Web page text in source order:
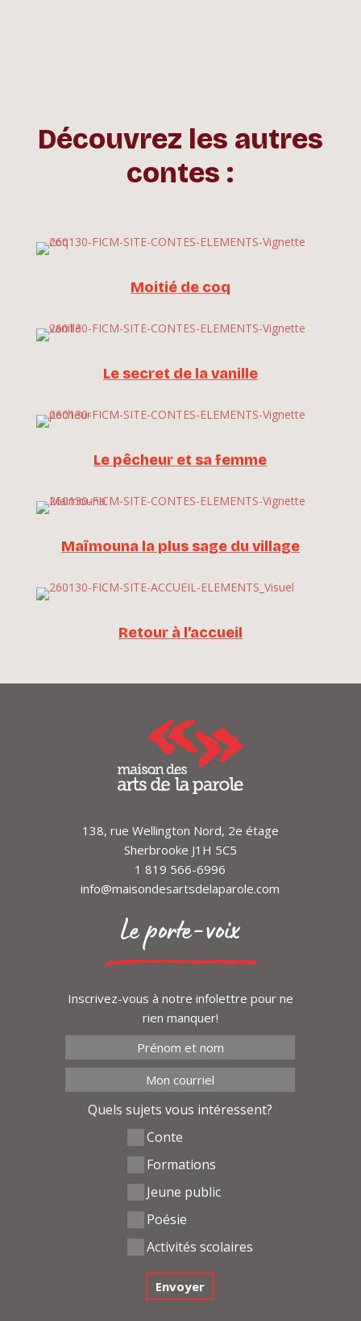
Découvrez les autres
contes :
Moitié de coq
Le secret de la vanille
Le pêcheur et sa femme
Maïmouna la plus sage du village
Retour à l’accueil
138, rue Wellington Nord, 2e étage
Sherbrooke J1H 5C5
1 819 566-6996
info@maisondesartsdelaparole.com
Le porte-voix
Inscrivez-vous à notre infolettre pour ne
rien manquer!
Quels sujets vous intéressent?
Conte
Formations
Jeune public
Poésie
Activités scolaires